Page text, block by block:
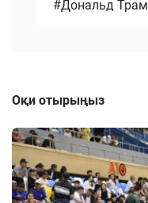
#Дональд
Оқи отырыңыз